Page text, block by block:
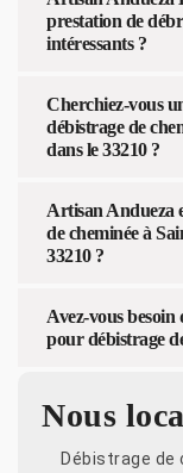
prestation de
intéressants ?
Cherchiez-vous
débistrage de
dans le 33210 ?
Artisan Andueza
de cheminée à
33210 ?
Avez-vous
pour débistrage
Nous
Débistrage de